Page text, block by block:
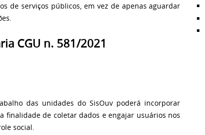
de serviços públicos, em vez de apenas aguardar
CGU n. 581/2021
das unidades do SisOuv poderá incorporar
finalidade de coletar dados e engajar usuários nos
social.